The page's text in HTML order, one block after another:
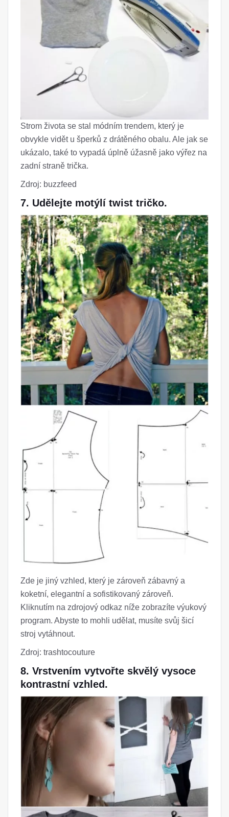
Strom života se stal módním trendem, který je
obvykle vidět u šperků z drátěného obalu. Ale jak se
ukázalo, také to vypadá úplně úžasně jako výřez na
zadní straně trička.
Zdroj: buzzfeed
7. Udělejte motýlí twist tričko.
Zde je jiný vzhled, který je zároveň zábavný a
koketní, elegantní a sofistikovaný zároveň.
Kliknutím na zdrojový odkaz níže zobrazíte výukový
program. Abyste to mohli udělat, musíte svůj šicí
stroj vytáhnout.
Zdroj: trashtocouture
8. Vrstvením vytvořte skvělý vysoce
kontrastní vzhled.